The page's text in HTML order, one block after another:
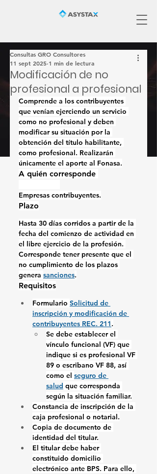
Modificación de no
profesional a profesional
Consultas GRO Consultores
11 sept 2025 1 min de lectura
Comprende a los contribuyentes
que venían ejerciendo un servicio
como no profesional y deben
modificar su situación por la
obtención del título habilitante,
como profesional. Realizarán
únicamente el aporte al Fonasa.
A quién corresponde
Empresas contribuyentes.
Plazo
Hasta 30 días corridos a partir de la
fecha del comienzo de actividad en
el libre ejercicio de la profesión.
Corresponde tener presente que el
no cumplimiento de los plazos
genera sanciones.
Requisitos
Formulario Solicitud de
inscripción y modificación de
contribuyentes REC. 211.
Se debe establecer el
vínculo funcional (VF) que
indique si es profesional VF
89 o escribano VF 88, así
como el seguro de
salud que corresponda
según la situación familiar.
Constancia de inscripción de la
caja profesional o notarial.
Copia de documento de
identidad del titular.
El titular debe haber
constituido domicilio
electrónico ante BPS. Para ello,